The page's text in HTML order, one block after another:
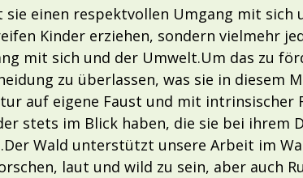
einen respektvollen Umgang mit sich
Kinder erziehen, sondern vielmehr
mit sich und der Umwelt.Um das zu
zu überlassen, was sie in diesem
auf eigene Faust und mit intrinsischer
stets im Blick haben, die sie bei ihrem
Wald unterstützt unsere Arbeit im
laut und wild zu sein, aber auch